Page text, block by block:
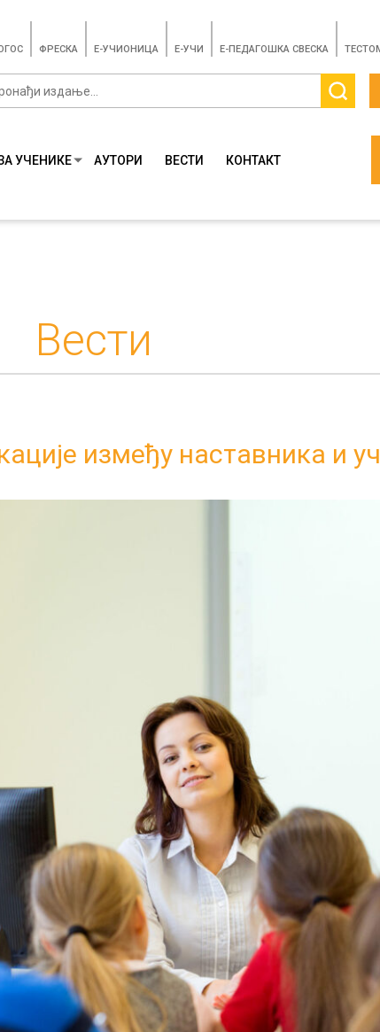
ФРЕСКА E-УЧИОНИЦА E-УЧИ Е-ПЕДАГОШКА СВЕСКА
УЧЕНИКЕ АУТОРИ ВЕСТИ КОНТАКТ
Вести
између наставника и